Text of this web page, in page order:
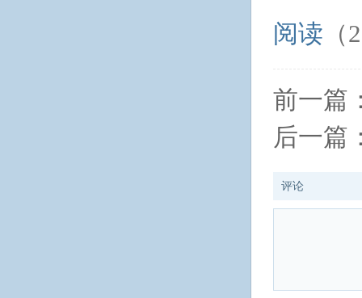
阅读
前一篇
后一篇
评论